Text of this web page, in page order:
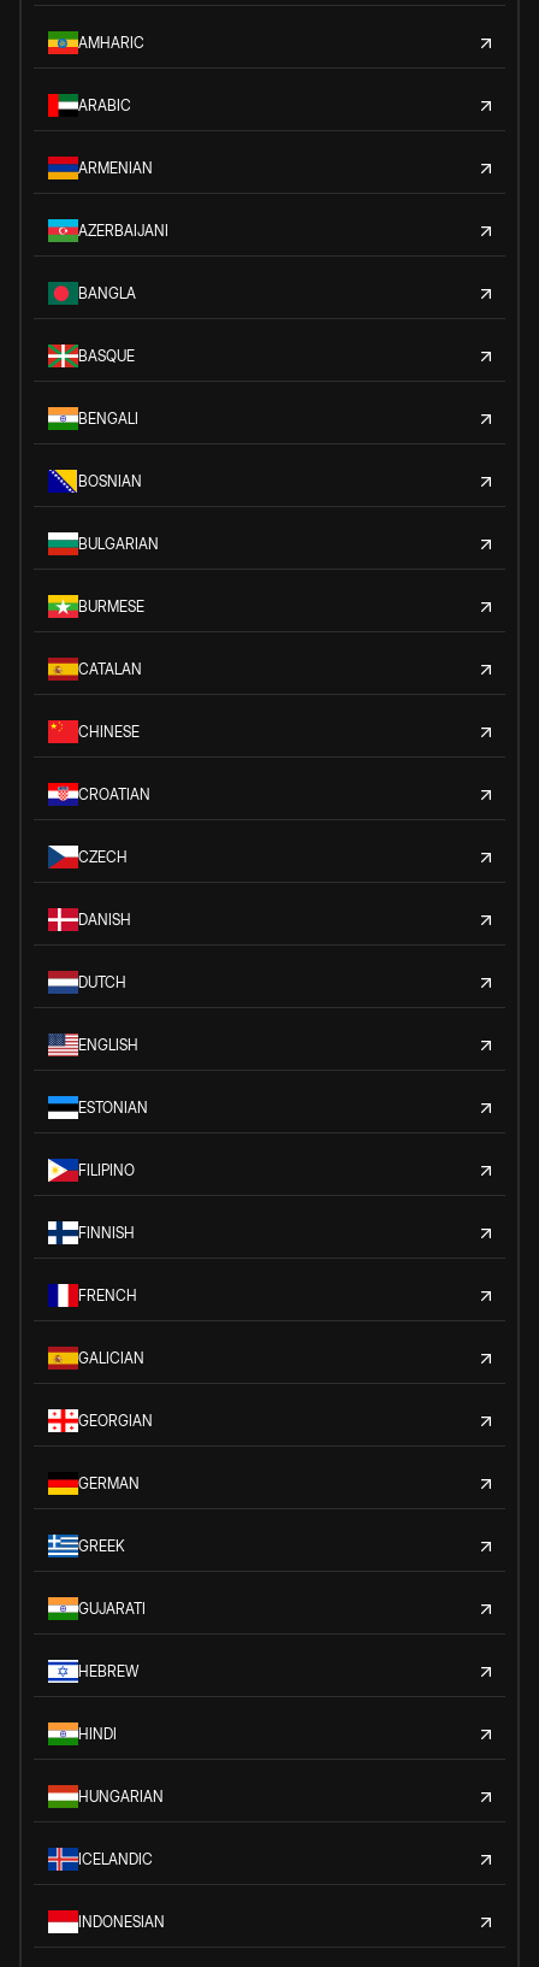
AMHARIC
ARABIC
ARMENIAN
AZERBAIJANI
BANGLA
BASQUE
BENGALI
BOSNIAN
BULGARIAN
BURMESE
CATALAN
CHINESE
CROATIAN
CZECH
DANISH
DUTCH
ENGLISH
ESTONIAN
FILIPINO
FINNISH
FRENCH
GALICIAN
GEORGIAN
GERMAN
GREEK
GUJARATI
HEBREW
HINDI
HUNGARIAN
ICELANDIC
INDONESIAN